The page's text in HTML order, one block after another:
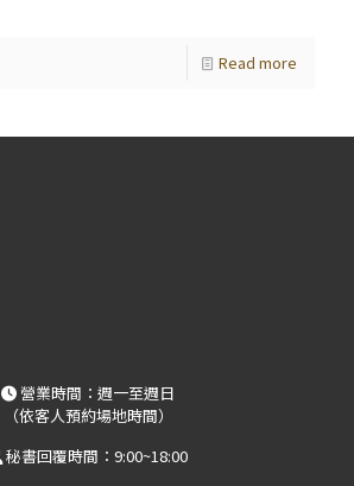
Read more
營業時間：週一至週日
（依客人預約場地時間）
秘書回覆時間：9:00~18:00